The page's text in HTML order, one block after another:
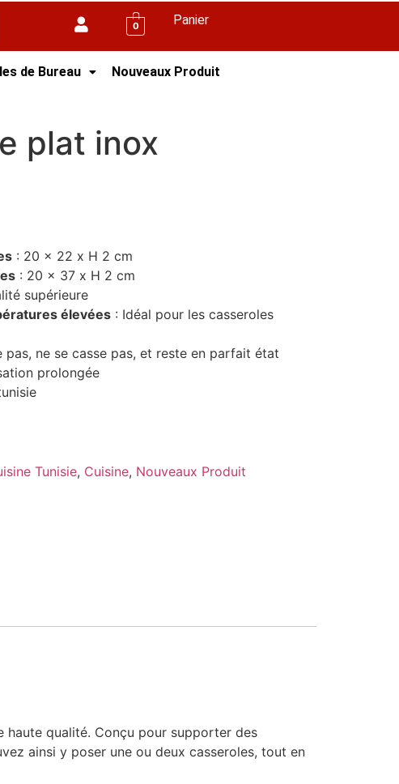
0 Panier
de Bureau Nouveaux Produit
plat inox
: 20 x 22 x H 2 cm
: 20 x 37 x H 2 cm
supérieure
élevées : Idéal pour les casseroles
pas, ne se casse pas, et reste en parfait état
prolongée
Tunisie, Cuisine, Nouveaux Produit
qualité. Conçu pour supporter des
ainsi y poser une ou deux casseroles, tout en